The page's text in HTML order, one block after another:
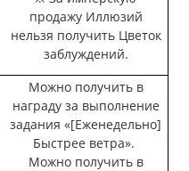
продажу Иллюзий
нельзя получить Цветок
заблуждений.
Можно получить в
награду за выполнение
задания «[Еженедельно]
Быстрее ветра».
Можно получить в